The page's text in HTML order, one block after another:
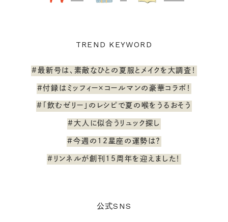
TREND KEYWORD
#最新号は、素敵なひとの夏服とメイクを大調査！
#付録はミッフィー×コールマンの豪華コラボ！
#「飲むゼリー」のレシピで夏の喉をうるおそう
#大人に似合うリュック探し
#今週の12星座の運勢は？
#リンネルが創刊15周年を迎えました！
公式SNS